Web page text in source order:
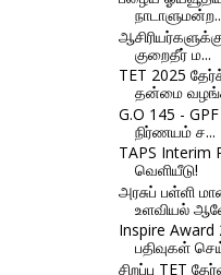
குறைதீர் ம...
TET 2025
தன்மை
G.O 145 -
நிர்ணயம் ச...
TAPS Interim
வெளியீடு!
அரசுப் பள்ளி
உளவியல்
Inspire Award
பதிவுகள்
சிறப்பு TET